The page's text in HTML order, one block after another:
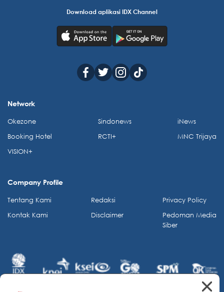
Download aplikasi IDX Channel
Network
Okezone
Booking Hotel
VISION+
Sindonews
RCTI+
iNews
MNC Trijaya
Company Profile
Tentang Kami
Kontak Kami
Redaksi
Disclaimer
Privacy Policy
Pedoman Media
Siber